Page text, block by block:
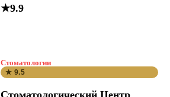
★9.9
Стоматологии
★ 9.5
Стоматологический Центр